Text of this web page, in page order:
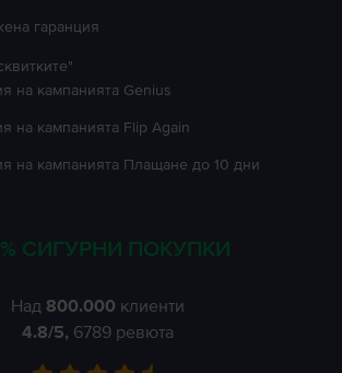
гаранция
на кампанията Genius
на кампанията Flip Again
на кампанията Плащане до 10 дни
СИГУРНИ ПОКУПКИ
Над 800.000 клиенти
4.8/5, 6789 ревюта